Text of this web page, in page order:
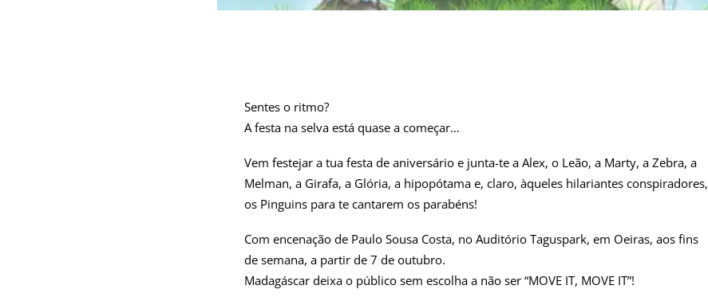
Sentes o ritmo?
A festa na selva está quase a começar…
Vem festejar a tua festa de aniversário e junta-te a Alex, o Leão, a Marty, a Zebra, a
Melman, a Girafa, a Glória, a hipopótama e, claro, àqueles hilariantes conspiradores,
os Pinguins para te cantarem os parabéns!
Com encenação de Paulo Sousa Costa, no Auditório Taguspark, em Oeiras, aos fins
de semana, a partir de 7 de outubro.
Madagáscar deixa o público sem escolha a não ser “MOVE IT, MOVE IT”!